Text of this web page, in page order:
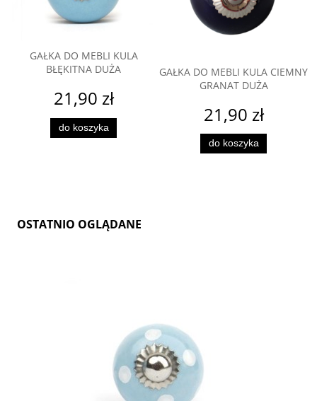
GAŁKA DO MEBLI KULA
BŁĘKITNA DUŻA
21,90 zł
do koszyka
GAŁKA DO MEBLI KULA CIEMNY
GRANAT DUŻA
21,90 zł
do koszyka
OSTATNIO OGLĄDANE